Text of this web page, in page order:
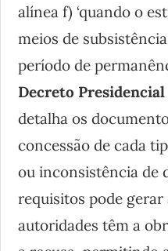
alínea f) ‘quando o
meios de
período de
Decreto Presidencial
detalha os
concessão de cada
ou inconsistência de
requisitos pode gerar
autoridades têm a